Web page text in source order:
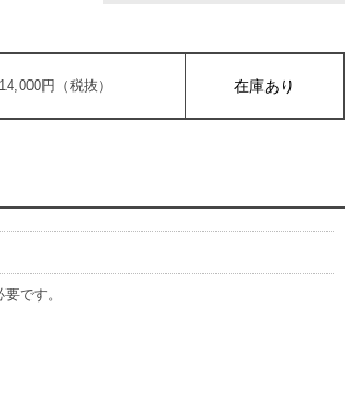
円（税抜） 在庫あり
です。